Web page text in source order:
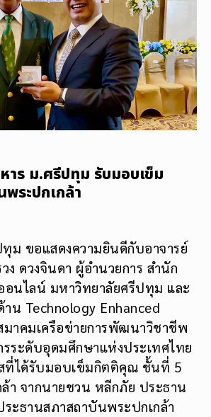
ร ม.ศรีปทุม รับมอบเข็ม
ระปกเกล้า
ม ขอแสดงความยินดีกับอาจารย์
ง ดวงจินดา ผู้อำนวยการ สำนัก
อนไลน์ มหาวิทยาลัยศรีปทุม และ
น Technology Enhanced
าคมเครือข่ายการพัฒนาวิชาชีพ
รระดับอุดมศึกษาแห่งประเทศไทย
ที่ได้รับมอบเข็มกิตติคุณ ชั้นที่ 5
า จากนายชวน หลีกภัย ประธาน
ะธานสภาสถาบันพระปกเกล้า